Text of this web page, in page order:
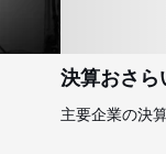
決算おさら
主要企業の決